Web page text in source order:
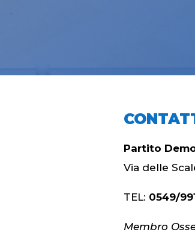
Partito
Via delle
TEL: 0549/
Membro